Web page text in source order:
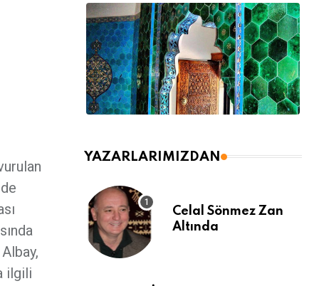
ilgili
YAZARLARIMIZDAN
Celal Sönmez Zan
Altında